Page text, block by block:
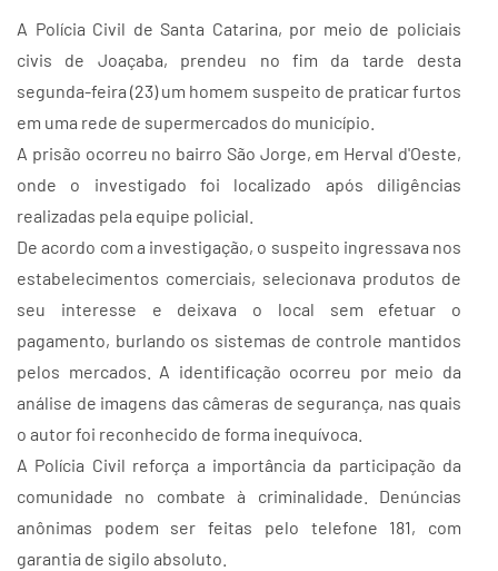
A Polícia Civil de Santa Catarina, por meio de policiais
civis de Joaçaba, prendeu no fim da tarde desta
segunda-feira (23) um homem suspeito de praticar furtos
em uma rede de supermercados do município.
A prisão ocorreu no bairro São Jorge, em Herval d'Oeste,
onde o investigado foi localizado após diligências
realizadas pela equipe policial.
De acordo com a investigação, o suspeito ingressava nos
estabelecimentos comerciais, selecionava produtos de
seu interesse e deixava o local sem efetuar o
pagamento, burlando os sistemas de controle mantidos
pelos mercados. A identificação ocorreu por meio da
análise de imagens das câmeras de segurança, nas quais
o autor foi reconhecido de forma inequívoca.
A Polícia Civil reforça a importância da participação da
comunidade no combate à criminalidade. Denúncias
anônimas podem ser feitas pelo telefone 181, com
garantia de sigilo absoluto.